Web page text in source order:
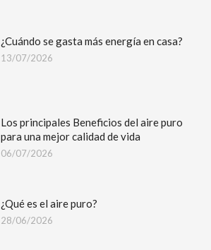
¿Cuándo se gasta más energía en casa?
13/07/2026
Los principales Beneficios del aire puro
para una mejor calidad de vida
06/07/2026
¿Qué es el aire puro?
28/06/2026